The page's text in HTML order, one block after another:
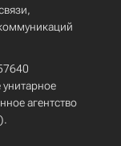
агентство